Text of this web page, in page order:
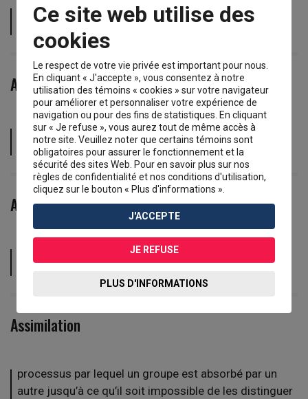
politique de ségrégation raciale imposée en Afrique
du Sud par des lois en vigueur de 1948 à 1991.
Artisan
personne dont le métier repose sur un travail manuel
et un savoir-faire particulier.
Assemblée populaire
rassemblement public et politique d’un groupe de
Assimilation
processus par lequel un groupe est absorbé par un
autre jusqu’à ce qu’il soit impossible de les distinguer
Ce site web utilise des
cookies
Le respect de votre vie privée est important pour nous.
En cliquant « J'accepte », vous consentez à notre
utilisation des témoins « cookies » sur votre navigateur
pour améliorer et personnaliser votre expérience de
navigation ou pour des fins de statistiques. En cliquant
sur « Je refuse », vous aurez tout de même accès à
notre site. Veuillez noter que certains témoins sont
obligatoires pour assurer le fonctionnement et la
sécurité des sites Web. Pour en savoir plus sur nos
règles de confidentialité et nos conditions d'utilisation,
cliquez sur le bouton « Plus d'informations ».
J'ACCEPTE
JE REFUSE
PLUS D'INFORMATIONS